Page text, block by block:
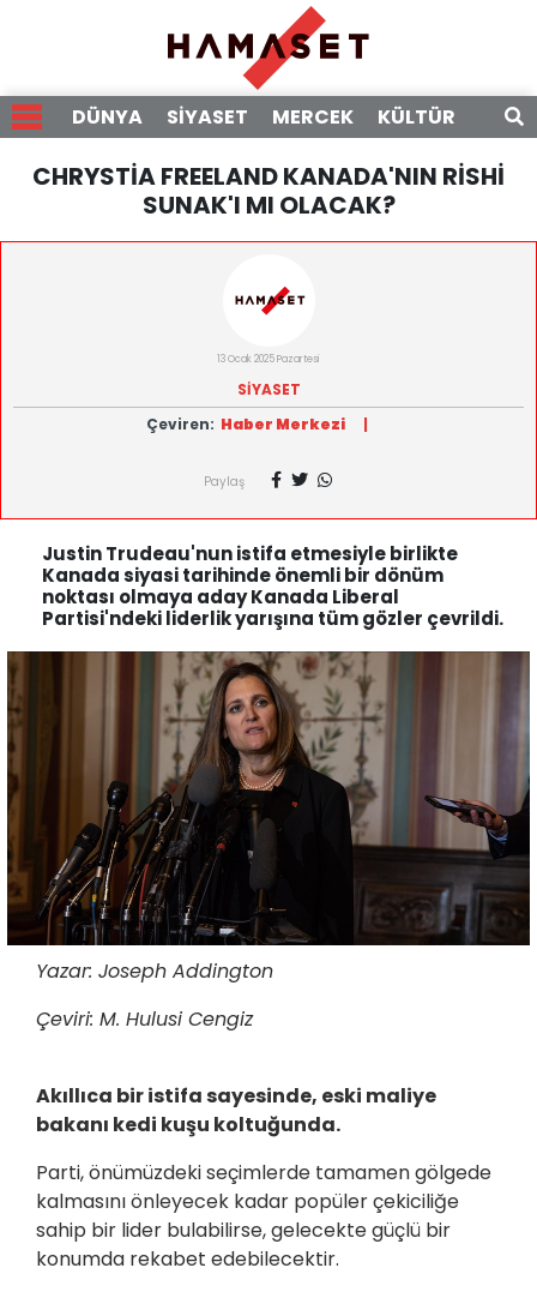
DÜNYA SİYASET MERCEK KÜLTÜR
CHRYSTİA FREELAND KANADA'NIN RİSHİ
SUNAK'I MI OLACAK?
13 Ocak 2025 Pazartesi
SİYASET
Çeviren: Haber Merkezi |
Paylaş
Justin Trudeau'nun istifa etmesiyle birlikte
Kanada siyasi tarihinde önemli bir dönüm
noktası olmaya aday Kanada Liberal
Partisi'ndeki liderlik yarışına tüm gözler çevrildi.
Yazar: Joseph Addington
Çeviri: M. Hulusi Cengiz
Akıllıca bir istifa sayesinde, eski maliye
bakanı kedi kuşu koltuğunda.
Parti, önümüzdeki seçimlerde tamamen gölgede
kalmasını önleyecek kadar popüler çekiciliğe
sahip bir lider bulabilirse, gelecekte güçlü bir
konumda rekabet edebilecektir.